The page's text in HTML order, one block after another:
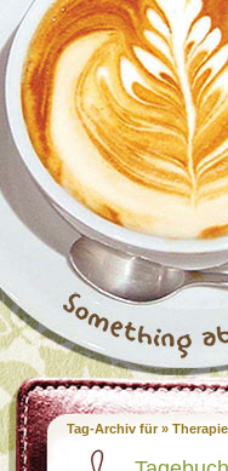
Tag-Archiv für »